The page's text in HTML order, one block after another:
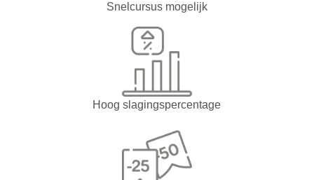
Snelcursus mogelijk
Hoog slagingspercentage